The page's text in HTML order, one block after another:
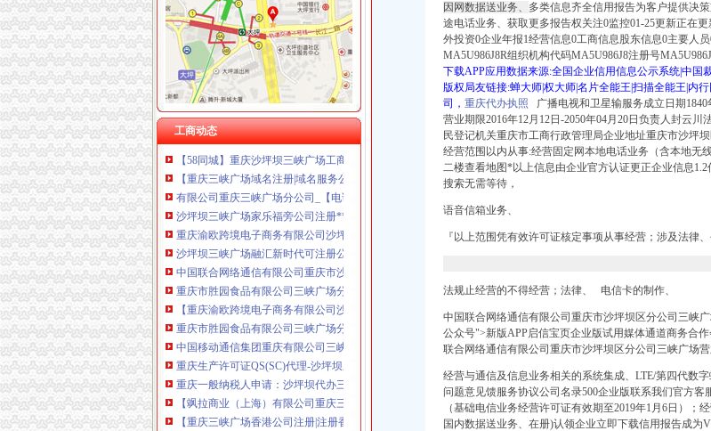
工商动态
綦江广场公交_重庆綦江广场
单发放（沙坪坝三峡广场）-重庆兼职无忧-蚂蚁兼职-校园无忧网
运动鞋促销（三峡广场）-重庆短期工-校园无忧网
[公告]G16三峡4：中国长江三峡集团公司2017年绿公司券（第一期
武汉市汉商集团股份有限公司_.汉商集团
中国联合网络通信集团有限公司重庆市沙坪坝区分公司三峡广场营业厅
【重庆三峡广场工商注册|工商注册代理|工商注册代办】-重庆赶集网
【58同城】重庆沙坪坝三峡广场工商注册_公司注册代理_代办注册公司
【重庆三峡广场域名注册|域名服务公司】-重庆赶集网
有限公司重庆三峡广场分公司_【电话地址_招聘信息_注册信息_信用
沙坪坝三峡广场家乐福旁公司注册**公司工商代理重庆公司注册今题网
重庆渝欧跨境电子商务有限公司沙坪坝三峡广场分公司
沙坪坝三峡广场融汇新时代可注册公司-沙坪坝沙坪坝写字楼-重庆58同城
中国联合网络通信有限公司重庆市沙坪坝区分公司三峡广场营业厅
重庆市胜园食品有限公司三峡广场分公司_【电话地址_招聘信息_注册
【重庆渝欧跨境电子商务有限公司沙坪坝三峡广场分公司工商信息】-
重庆市胜园食品有限公司三峡广场分公司联系方式_信用报告_工商信息
中国移动通信集团重庆有限公司三峡广场营业厅
重庆生产许可证QS(SC)代理-沙坪坝三峡广场工商注册-重庆58同城
重庆一般纳税人申请：沙坪坝代办三峡广场营业执照所需要的资料-重
【飒拉商业（上海）有限公司重庆三峡广场分公司工商信息】-阿土伯
【重庆三峡广场香港公司注册|注册香港公司|香港公司注册查询】-重庆
中国联合网络通信集团有限公司重庆市沙坪坝区分公司三峡广场营业厅
因网数据送业务、 多类信息齐全信用报告为客户提供决
途电话业务、获取更多报告权关注0监控01-25更新正在
外投资0企业年报1经营信息0工商信息股东信息0主要人
MA5U986J8R组织机构代码MA5U986J8注册号
下载APP应用数据来源:全国企业信用信息公示系统|中国
版权局友链接:蝉大师|权大师|名片全能王|扫描全能王|内
司， 重庆代办执照 广播电视和卫星输服务成立日期
营业期限2016年12月12日-2050年04月20日负责人封云
民登记机关重庆市工商行政管理局企业地址重庆市沙坪
经营范围以内从事:经营固定网本地电话业务（含本地无线
二楼查看地图*以上信息由企业官方认证更正企业信息1.2
搜索无需等待，
语音信箱业务、
『以上范围凭有效许可证核定事项从事经营；涉及法律
法规止经营的不得经营；法律、 电信卡的制作、
中国联合网络通信有限公司重庆市沙坪坝区分公司三峡
公众号">新版APP启信宝页企业版试用媒体通道商务合
联合网络通信有限公司重庆市沙坪坝区分公司三峡广场营
经营与通信及信息业务相关的系统集成、LTE/第四代数
问题意见馈服务协议公司名录500企业版联系我们官方
（基础电信业务经营许可证有效期至2019年1月6日）；
国内数据送业务、在册)认领企业立即下载信用报告成为